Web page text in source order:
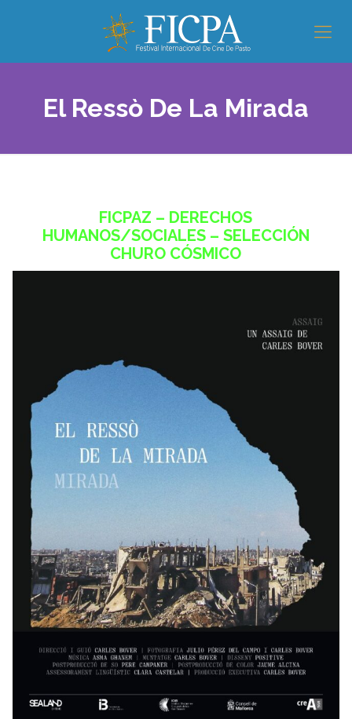
El Ressò De La Mirada
FICPAZ – DERECHOS
HUMANOS/SOCIALES – SELECCIÓN
CHURO CÓSMICO